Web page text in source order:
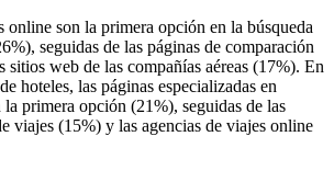
online son la primera opción en la búsqueda
seguidas de las páginas de comparación
sitios web de las compañías aéreas (17%). En
hoteles, las páginas especializadas en
la primera opción (21%), seguidas de las
viajes (15%) y las agencias de viajes online